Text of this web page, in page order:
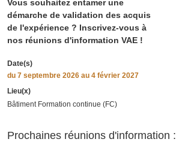
Vous souhaitez entamer une
démarche de validation des acquis
de l'expérience ? Inscrivez-vous à
nos réunions d'information VAE !
Date(s)
du 7 septembre 2026 au 4 février 2027
Lieu(x)
Bâtiment Formation continue (FC)
Prochaines réunions d'information :